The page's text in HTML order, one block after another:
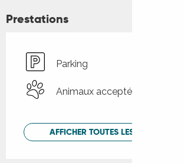
Prestations
Parking
Animaux acceptés
AFFICHER TOUTES LES PRESTATIONS